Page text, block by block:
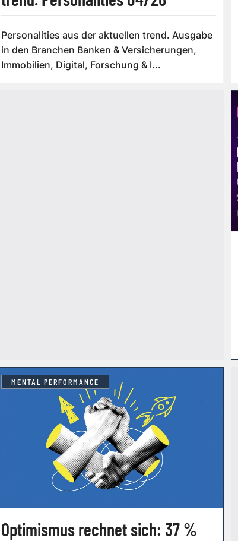
Personalities aus der aktuellen trend. Ausgabe
in den Branchen Banken & Versicherungen,
Immobilien, Digital, Forschung & I...
MENTAL PERFORMANCE
Optimismus rechnet sich: 37 %